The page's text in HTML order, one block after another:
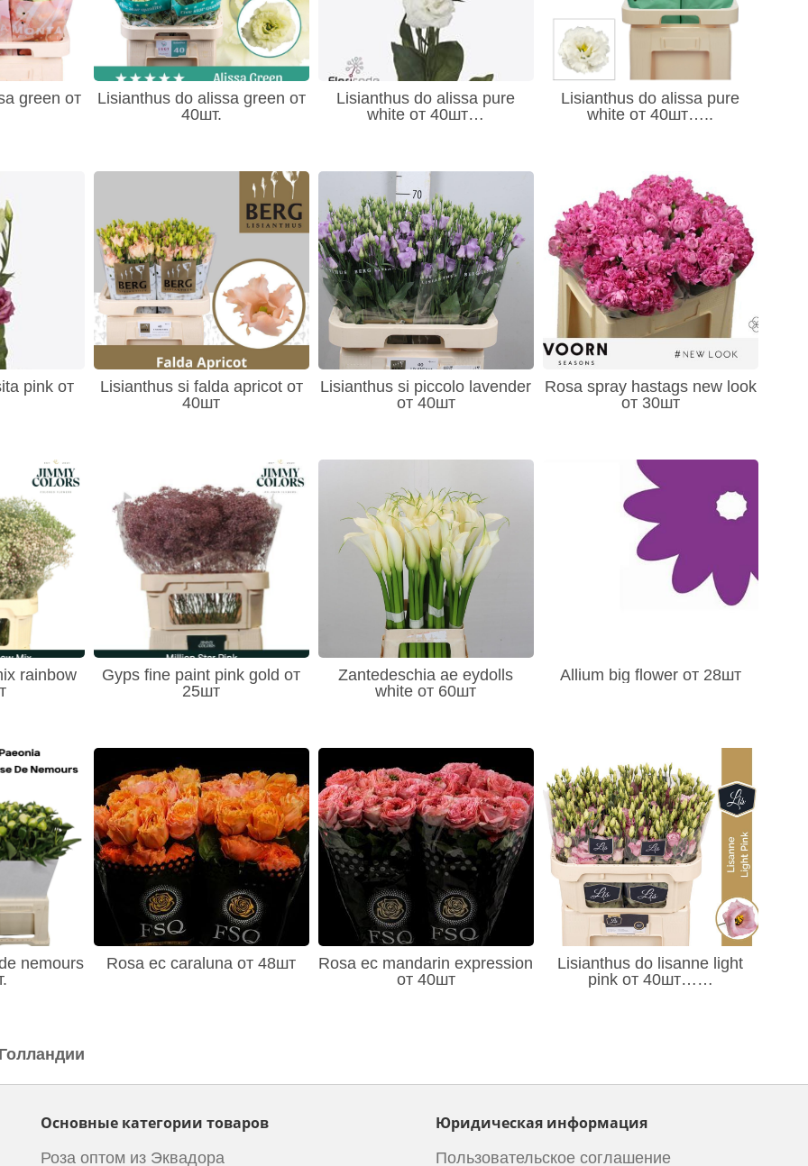
green от
Lisianthus do alissa green от
40шт.
Lisianthus do alissa pure
white от 40шт…
Lisianthus do alissa pure
white от 40шт…..
pink от
Lisianthus si falda apricot от
40шт
Lisianthus si piccolo lavender
от 40шт
Rosa spray hastags new look
от 30шт
rainbow
Gyps fine paint pink gold от
25шт
Zantedeschia ae eydolls
white от 60шт
Allium big flower от 28шт
nemours
Rosa ec caraluna от 48шт
Rosa ec mandarin expression
от 40шт
Lisianthus do lisanne light
pink от 40шт……
Основные категории товаров
Роза оптом из Эквадора
Юридическая информация
Пользовательское соглашение